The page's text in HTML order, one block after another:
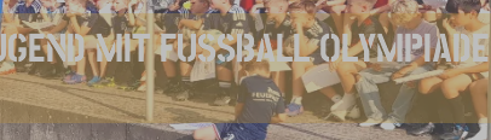
MIT FUSSBALL OLYMPIADE